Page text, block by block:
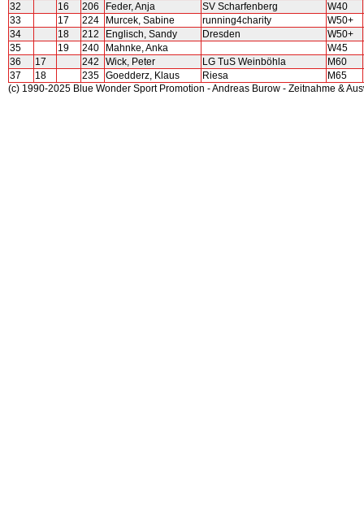
32
16 206 Feder, Anja SV Scharfenberg
W40
33
17 224 Murcek, Sabine running4charity
W50+
34
18 212 Englisch, Sandy Dresden
W50+
35
19 240 Mahnke, Anka
W45
36
17 242 Wick, Peter LG TuS Weinböhla
M60
37
18 235 Goedderz, Klaus Riesa
M65
(c) 1990-2025 Blue Wonder Sport Promotion - Andreas Burow - Zeitnahme &